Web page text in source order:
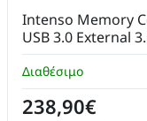
Διαθέσιμο
Intenso Memory
USB 3.0 External
8TB Black
238,90€